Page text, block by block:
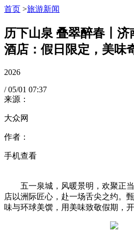
首页 >旅游新闻
历下山泉 叠翠醉春丨
酒店：假日限定，美味
2026
/ 05/01 07:37
来源：
大众网
作者：
手机查看
五一泉城，风暖景明，欢聚正当
店以洲际匠心，赴一场舌尖之约。
味与环球美馔，用美味致敬假期，